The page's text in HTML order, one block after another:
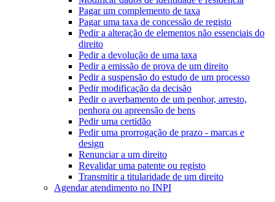
Pagar um complemento de taxa
Pagar uma taxa de concessão de registo
Pedir a alteração de elementos não essenciais do
direito
Pedir a devolução de uma taxa
Pedir a emissão de prova de um direito
Pedir a suspensão do estudo de um processo
Pedir modificação da decisão
Pedir o averbamento de um penhor, arresto,
penhora ou apreensão de bens
Pedir uma certidão
Pedir uma prorrogação de prazo - marcas e
design
Renunciar a um direito
Revalidar uma patente ou registo
Transmitir a titularidade de um direito
Agendar atendimento no INPI